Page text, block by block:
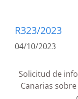
R323/2023
04/10/2023
Solicitud de
Canarias